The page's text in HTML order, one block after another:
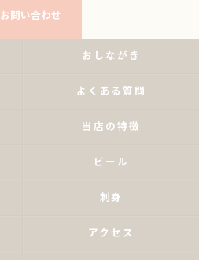
お問い合わせ
おしながき
よくある質問
当店の特徴
ビール
刺身
アクセス